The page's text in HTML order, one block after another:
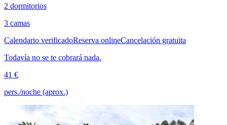
2 dormitorios
3 camas
Calendario verificadoReserva onlineCancelación gratuita
Todavía no se te cobrará nada.
41 €
pers./noche (aprox.)